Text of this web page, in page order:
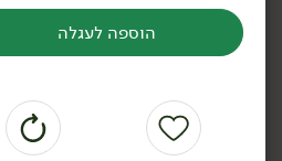
הוספה לסל
הוספה לעגלה